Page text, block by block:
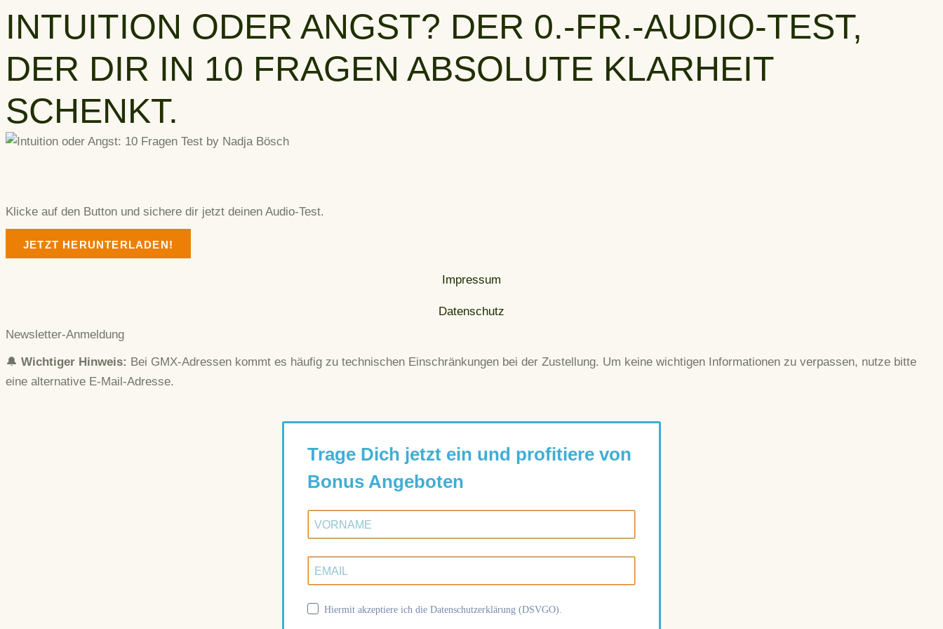
INTUITION ODER ANGST? DER 0.-FR.-AUDIO-TEST,
DER DIR IN 10 FRAGEN ABSOLUTE KLARHEIT
SCHENKT.
Klicke auf den Button und sichere dir jetzt deinen Audio‑Test.
JETZT HERUNTERLADEN!
Impressum
Datenschutz
Newsletter-Anmeldung
🔔 Wichtiger Hinweis: Bei GMX-Adressen kommt es häufig zu technischen Einschränkungen bei der Zustellung. Um keine wichtigen Informationen zu verpassen, nutze bitte
eine alternative E-Mail-Adresse.
Trage Dich jetzt ein und profitiere von
Bonus Angeboten
Hiermit akzeptiere ich die Datenschutzerklärung (DSVGO).